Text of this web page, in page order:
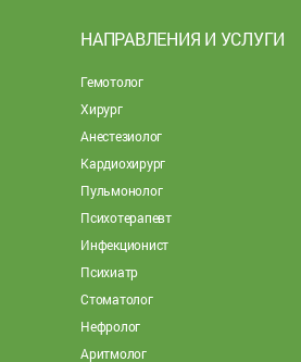
НАПРАВЛЕНИЯ И УСЛУГИ
Гемотолог
Хирург
Анестезиолог
Кардиохирург
Пульмонолог
Психотерапевт
Инфекционист
Психиатр
Стоматолог
Нефролог
Аритмолог